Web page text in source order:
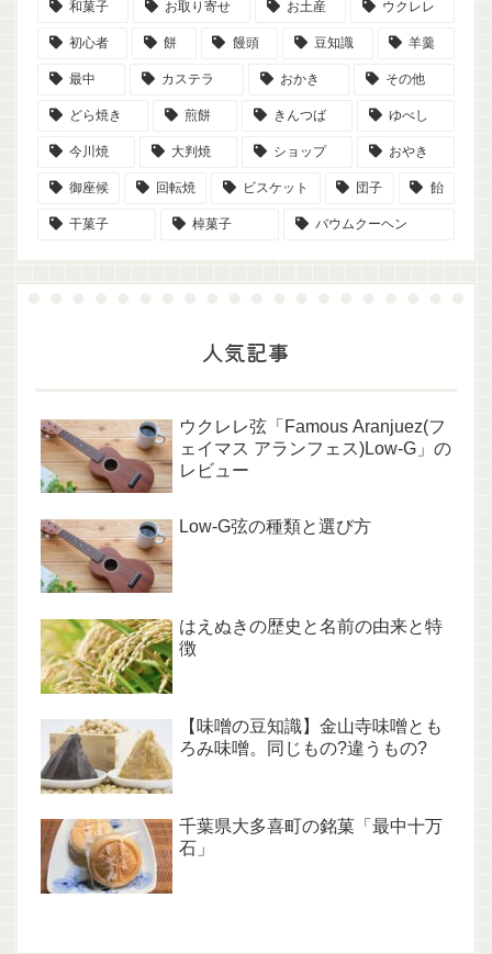
和菓子 お取り寄せ お土産 ウクレレ
初心者 餅 饅頭 豆知識 羊羹
最中 カステラ おかき その他
どら焼き 煎餅 きんつば ゆべし
今川焼 大判焼 ショップ おやき
御座候 回転焼 ビスケット 団子 飴
干菓子 棹菓子 バウムクーヘン
人気記事
ウクレレ弦「Famous Aranjuez(フ
ェイマス アランフェス)Low-G」の
レビュー
Low-G弦の種類と選び方
はえぬきの歴史と名前の由来と特
徴
【味噌の豆知識】金山寺味噌とも
ろみ味噌。同じもの?違うもの?
千葉県大多喜町の銘菓「最中十万
石」